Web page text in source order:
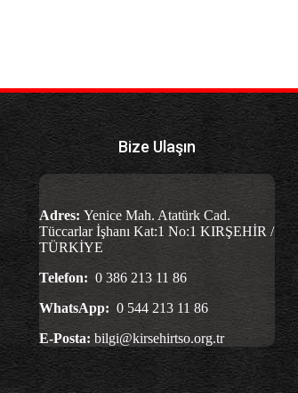
Bize Ulaşın
Adres: Yenice Mah. Atatürk Cad.
Tüccarlar İşhanı Kat:1 No:1 KIRŞEHİR /
TÜRKİYE
Telefon: 0 386 213 11 86
WhatsApp: 0 544 213 11 86
E-Posta: bilgi@kirsehirtso.org.tr